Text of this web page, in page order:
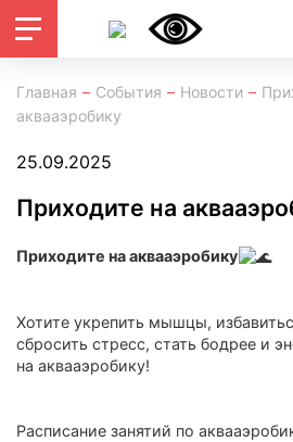
Главная События Новости
аквааэробику
25.09.2025
Приходите на
Приходите на аквааэробику
Хотите укрепить мышцы,
сбросить стресс, стать бодрее и
на аквааэробику!
Расписание занятий по